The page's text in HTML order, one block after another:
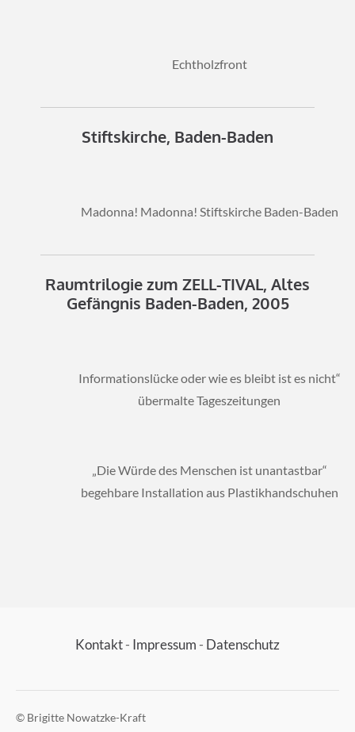
Echtholzfront
Stiftskirche, Baden-Baden
Madonna! Madonna! Stiftskirche Baden-Baden
Raumtrilogie zum ZELL-TIVAL, Altes
Gefängnis Baden-Baden, 2005
Informationslücke oder wie es bleibt ist es nicht“
übermalte Tageszeitungen
„Die Würde des Menschen ist unantastbar“
begehbare Installation aus Plastikhandschuhen
Kontakt- Impressum - Datenschutz
© Brigitte Nowatzke-Kraft